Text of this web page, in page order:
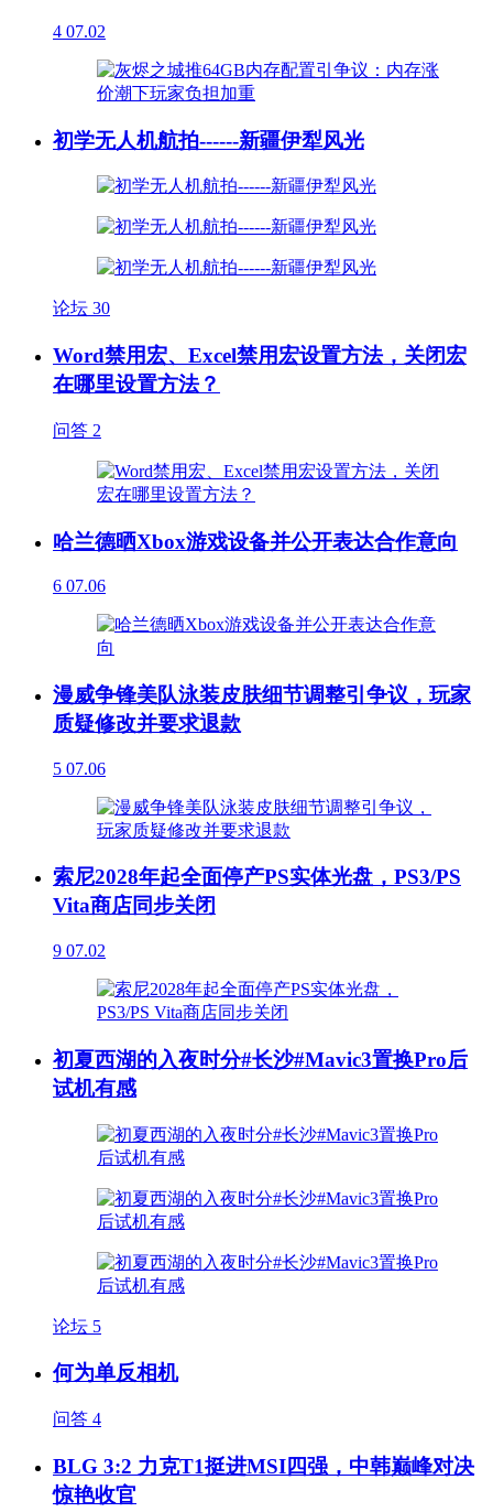
4 07.02
初学无人机航拍------新疆伊犁风光
论坛 30
Word禁用宏、Excel禁用宏设置方法，关闭宏
在哪里设置方法？
问答 2
哈兰德晒Xbox游戏设备并公开表达合作意向
6 07.06
漫威争锋美队泳装皮肤细节调整引争议，玩家
质疑修改并要求退款
5 07.06
索尼2028年起全面停产PS实体光盘，PS3/PS
Vita商店同步关闭
9 07.02
初夏西湖的入夜时分#长沙#Mavic3置换Pro后
试机有感
论坛 5
何为单反相机
问答 4
BLG 3:2 力克T1挺进MSI四强，中韩巅峰对决
惊艳收官